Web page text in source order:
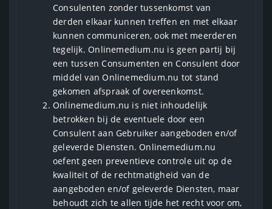
Consulenten zonder tussenkomst van
derden elkaar kunnen treffen en met elkaar
kunnen communiceren, ook met meerderen
tegelijk. Onlinemedium.nu is geen partij bij
een tussen Consumenten en Consulent door
middel van Onlinemedium.nu tot stand
gekomen afspraak of overeenkomst.
Onlinemedium.nu is niet inhoudelijk
betrokken bij de eventuele door een
Consulent aan Gebruiker aangeboden en/of
geleverde Diensten. Onlinemedium.nu
oefent geen preventieve controle uit op de
kwaliteit of de rechtmatigheid van de
aangeboden en/of geleverde Diensten, maar
behoudt zich te allen tijde het recht voor om,